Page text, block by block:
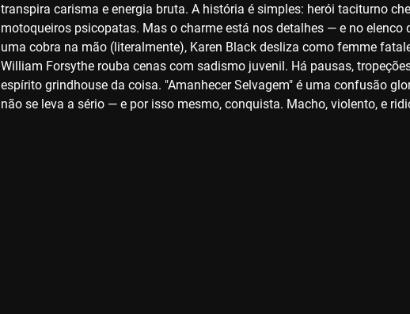
transpira carisma e energia bruta. A história é simples: herói taciturno
motoqueiros psicopatas. Mas o charme está nos detalhes — e no elenco
uma cobra na mão (literalmente), Karen Black desliza como femme
William Forsythe rouba cenas com sadismo juvenil. Há pausas,
espírito grindhouse da coisa. "Amanhecer Selvagem" é uma confusão
não se leva a sério — e por isso mesmo, conquista. Macho, violento, e